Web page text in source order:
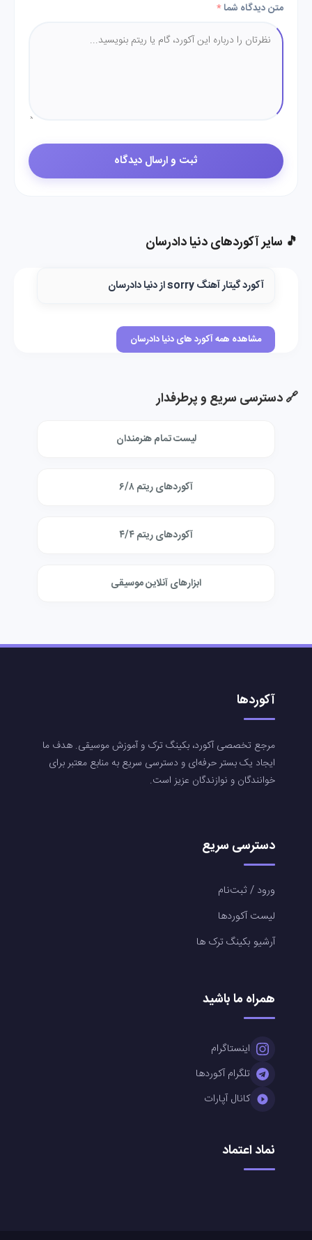
متن دیدگاه شما*
🎵 سایر آکوردهای دنیا دادرسان
آکورد گیتار آهنگ sorry از دنیا دادرسان
مشاهده همه آکورد های دنیا دادرسان
🔗 دسترسی سریع و پرطرفدار
لیست تمام هنرمندان
آکوردهای ریتم ۶/۸
آکوردهای ریتم ۴/۴
ابزارهای آنلاین موسیقی
آکوردها
مرجع تخصصی آکورد، بکینگ ترک و آموزش موسیقی. هدف ما
ایجاد یک بستر حرفه‌ای و دسترسی سریع به منابع معتبر برای
خوانندگان و نوازندگان عزیز است.
دسترسی سریع
ورود / ثبت‌نام
لیست آکوردها
آرشیو بکینگ ترک ها
همراه ما باشید
اینستاگرام
تلگرام آکوردها
کانال آپارات
نماد اعتماد